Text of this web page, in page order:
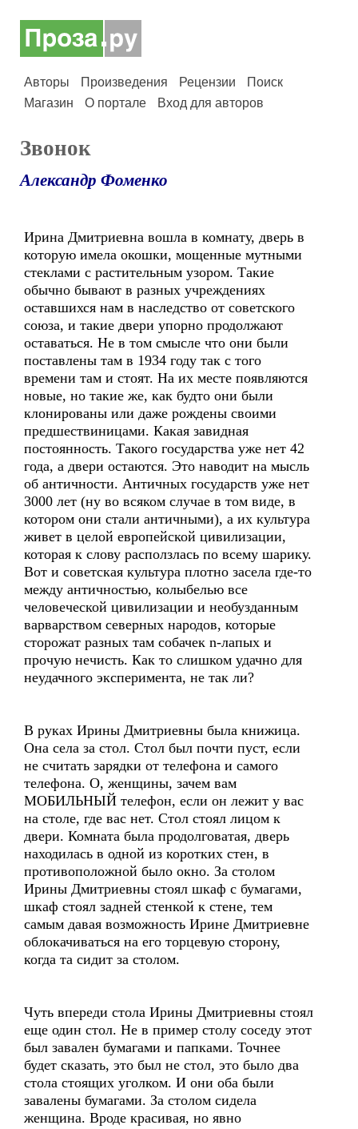
Авторы Произведения Рецензии
Поиск
Магазин
О портале Вход для авторов
Звонок
Александр Фоменко
Ирина Дмитриевна вошла в комнату, дверь в
которую имела окошки, мощенные мутными
стеклами с растительным узором. Такие
обычно бывают в разных учреждениях
оставшихся нам в наследство от советского
союза, и такие двери упорно продолжают
оставаться. Не в том смысле что они были
поставлены там в 1934 году так с того
времени там и стоят. На их месте появляются
новые, но такие же, как будто они были
клонированы или даже рождены своими
предшествиницами. Какая завидная
постоянность. Такого государства уже нет 42
года, а двери остаются. Это наводит на мысль
об античности. Античных государств уже нет
3000 лет (ну во всяком случае в том виде, в
котором они стали античными), а их культура
живет в целой европейской цивилизации,
которая к слову расползлась по всему шарику.
Вот и советская культура плотно засела где-то
между античностью, колыбелью все
человеческой цивилизации и необузданным
варварством северных народов, которые
сторожат разных там собачек n-лапых и
прочую нечисть. Как то слишком удачно для
неудачного эксперимента, не так ли?
В руках Ирины Дмитриевны была книжица.
Она села за стол. Стол был почти пуст, если
не считать зарядки от телефона и самого
телефона. О, женщины, зачем вам
МОБИЛЬНЫЙ телефон, если он лежит у вас
на столе, где вас нет. Стол стоял лицом к
двери. Комната была продолговатая, дверь
находилась в одной из коротких стен, в
противоположной было окно. За столом
Ирины Дмитриевны стоял шкаф с бумагами,
шкаф стоял задней стенкой к стене, тем
самым давая возможность Ирине Дмитриевне
облокачиваться на его торцевую сторону,
когда та сидит за столом.
Чуть впереди стола Ирины Дмитриевны стоял
еще один стол. Не в пример столу соседу этот
был завален бумагами и папками. Точнее
будет сказать, это был не стол, это было два
стола стоящих уголком. И они оба были
завалены бумагами. За столом сидела
женщина. Вроде красивая, но явно